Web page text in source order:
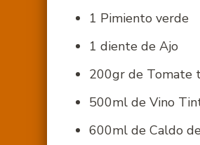
1 Pimiento verde
1 diente de Ajo
200gr de Tomate
500ml de Vino
600ml de Caldo